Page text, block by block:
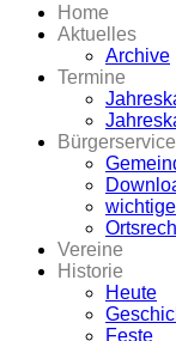
Home
Aktuelles
Archive
Termine
Bürgerservice
Vereine
Historie
Heute
Feste